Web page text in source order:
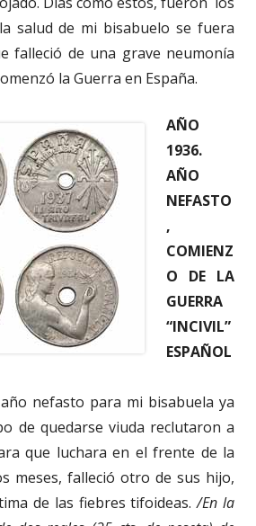
salud de mi bisabuelo se fuera
falleció de una grave neumonía
la Guerra en España.
AÑO
1936.
AÑO
NEFASTO
,
COMIENZ
O DE LA
GUERRA
“INCIVIL”
ESPAÑOL
nefasto para mi bisabuela ya
de quedarse viuda reclutaron a
que luchara en el frente de la
meses, falleció otro de sus hijo,
de las fiebres tifoideas./En la